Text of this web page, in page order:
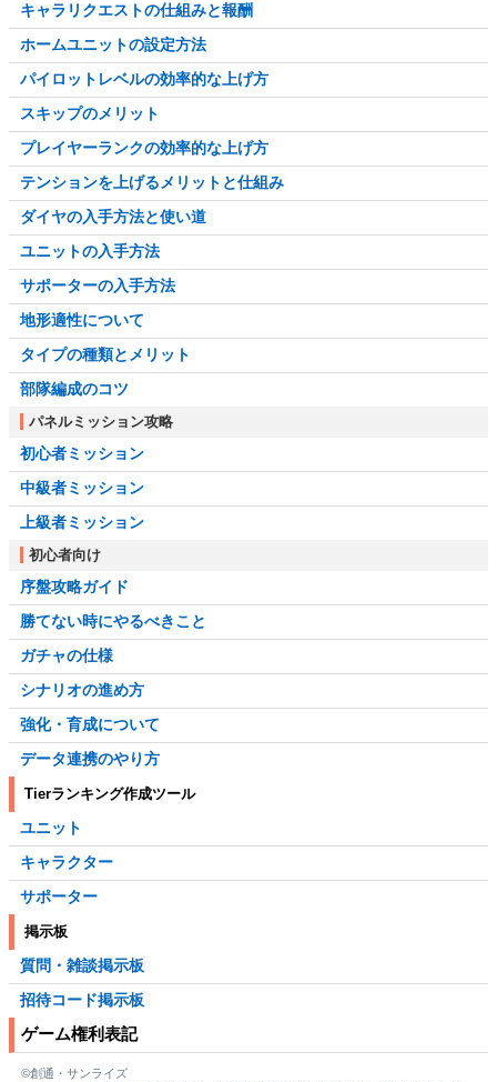
キャラリクエストの仕組みと報酬
ホームユニットの設定方法
パイロットレベルの効率的な上げ方
スキップのメリット
プレイヤーランクの効率的な上げ方
テンションを上げるメリットと仕組み
ダイヤの入手方法と使い道
ユニットの入手方法
サポーターの入手方法
地形適性について
タイプの種類とメリット
部隊編成のコツ
パネルミッション攻略
初心者ミッション
中級者ミッション
上級者ミッション
初心者向け
序盤攻略ガイド
勝てない時にやるべきこと
ガチャの仕様
シナリオの進め方
強化・育成について
データ連携のやり方
Tierランキング作成ツール
ユニット
キャラクター
サポーター
掲示板
質問・雑談掲示板
招待コード掲示板
ゲーム権利表記
©創通・サンライズ